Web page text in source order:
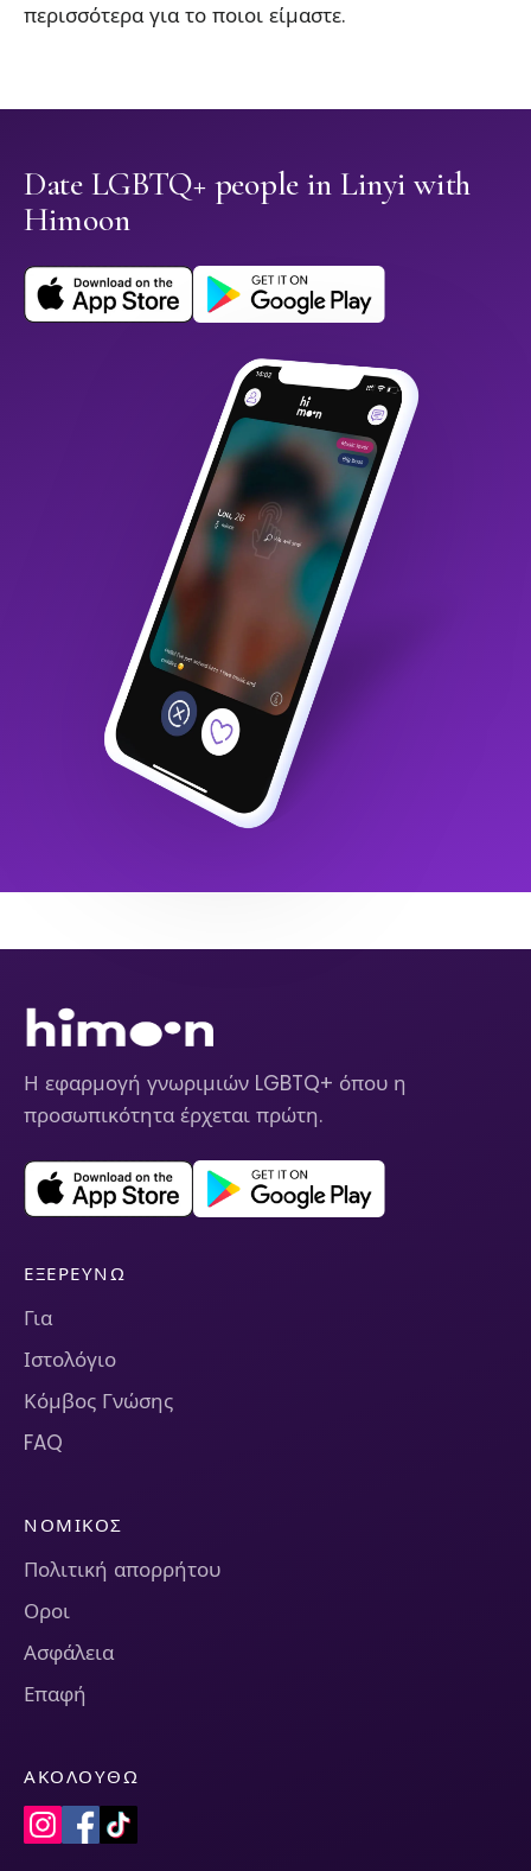
περισσότερα για το ποιοι είμαστε.
Date LGBTQ+ people in Linyi with
Himoon
Η εφαρμογή γνωριμιών LGBTQ+ όπου η
προσωπικότητα έρχεται πρώτη.
ΕΞΕΡΕΥΝΏ
Για
Ιστολόγιο
Κόμβος Γνώσης
FAQ
ΝΟΜΙΚΌΣ
Πολιτική απορρήτου
Οροι
Ασφάλεια
Επαφή
ΑΚΟΛΟΥΘΏ